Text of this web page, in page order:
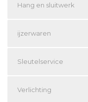
Hang en sluitwerk
ijzerwaren
Sleutelservice
Verlichting